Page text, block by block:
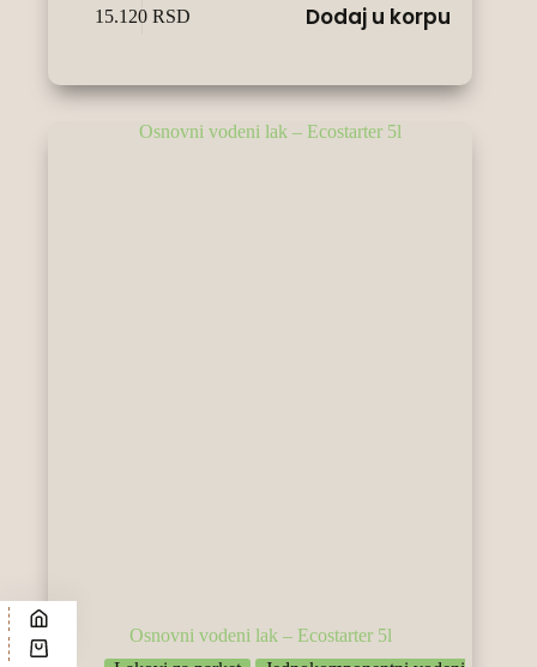
15.120 RSD Dodaj u korpu
Osnovni vodeni lak – Ecostarter 5l